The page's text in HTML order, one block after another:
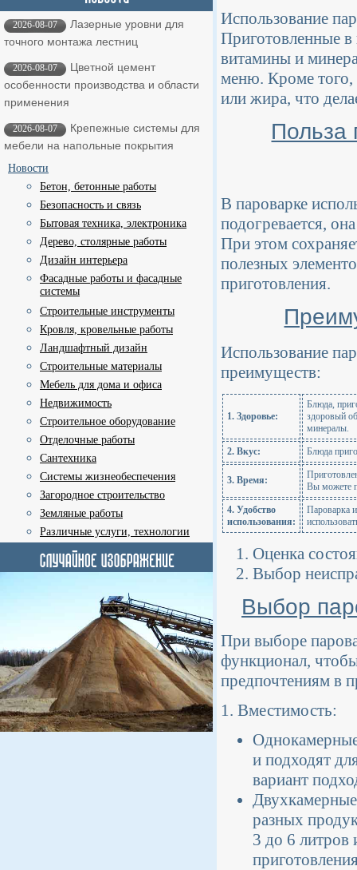
2026-08-07
Лазерные уровни для
точного монтажа лестниц
2026-08-07
Цветной цемент
особенности производства и области
применения
2026-08-07
Крепежные системы для
мебели на напольные покрытия
Новости
Бетон, бетонные работы
Безопасность и связь
Бытовая техника, электроника
Дерево, столярные работы
Дизайн интерьера
Фасадные работы и фасадные
системы
Строительные инструменты
Кровля, кровельные работы
Ландшафтный дизайн
Строительные материалы
Мебель для дома и офиса
Недвижимость
Строительное оборудование
Отделочные работы
Сантехника
Системы жизнеобеспечения
Загородное строительство
Земляные работы
Различные услуги, технологии
Использование
Приготовленные в
витамины и
меню. Кроме того,
или жира, что
Польза
В пароварке
подогревается,
При этом
полезных
приготовления.
Использование
преимуществ:
1. Здоровье:
Блюда,
здоровый
минералы.
2. Вкус: Блюда
3. Время:
Вы можете
4. Удобство
использования:
Пароварка
Оценка
Выбор
Выбор
При выборе
функционал,
предпочтениям в
1. Вместимость:
и подходят
вариант
разных
3 до 6 литров